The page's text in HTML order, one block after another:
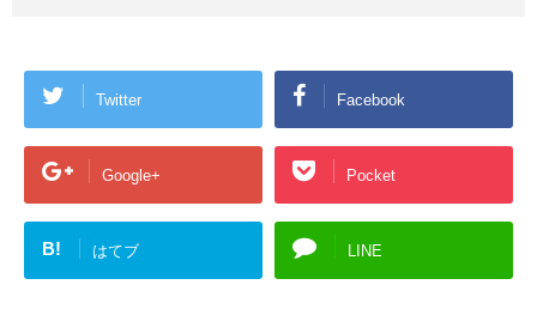
Twitter Facebook
Google+ Pocket
B! はてブ LINE